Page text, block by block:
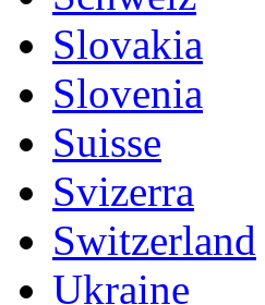
Slovakia
Slovenia
Suisse
Svizerra
Switzerland
Ukraine